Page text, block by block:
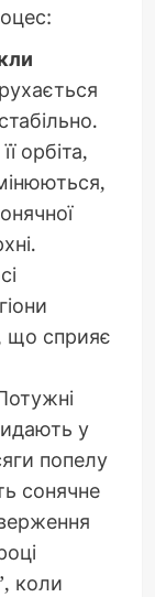
орбіта,
що сприяє
у
попелу
сонячне
коли